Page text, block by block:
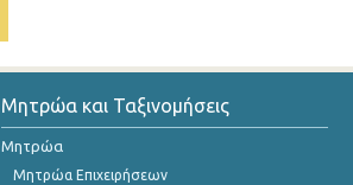
Μητρώα και Ταξινομήσεις
Μητρώα
Μητρώα Επιχειρήσεων